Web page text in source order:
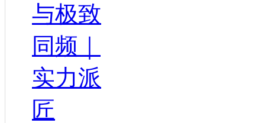
与极致
同频｜
实力派
匠